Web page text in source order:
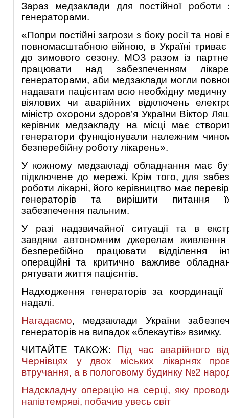
Зараз медзаклади для постійної роботи
генераторами.
«Попри постійні загрози з боку росії та
повномасштабною війною, в Україні триває
до зимового сезону. МОЗ разом із
працювати над забезпеченням
генераторами, аби медзаклади могли
надавати пацієнтам всю необхідну
віялових чи аварійних відключень
міністр охорони здоров’я України Віктор
керівник медзакладу на місці має
генератори функціонували належним
безперебійну роботу лікарень».
У кожному медзакладі обладнання має
підключене до мережі. Крім того, для
роботи лікарні, його керівництво має
генераторів та вирішити питання
забезпечення пальним.
У разі надзвичайної ситуації та в
завдяки автономним джерелам
безперебійно працювати відділення
операційні та критично важливе
рятувати життя пацієнтів.
Надходження генераторів за
надалі.
Нагадаємо, медзаклади України
генераторів на випадок «блекаутів» взимку.
ЧИТАЙТЕ ТАКОЖ: Під час аварійного
Чернівцях у двох міських лікарнях
втручання, а в пологовому будинку №2
Надскладну операцію на серці, яку
напівтемряві, побачив увесь світ